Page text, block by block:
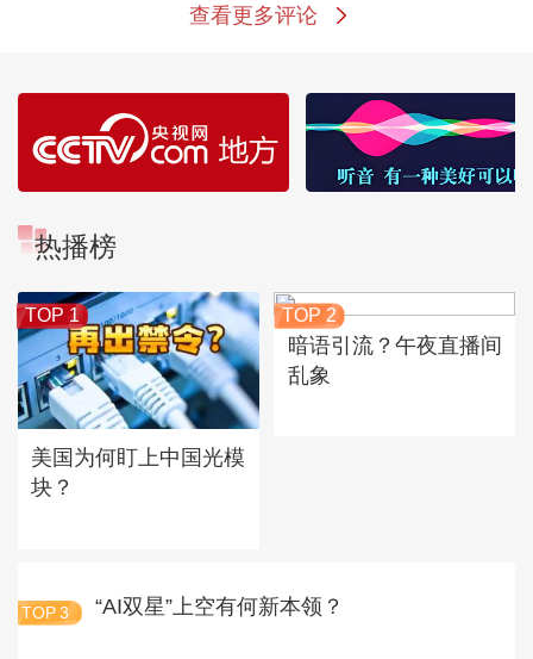
查看更多评论
热播榜
TOP 1
美国为何盯上中国光模
块？
TOP 2
暗语引流？午夜直播间
乱象
TOP 3 “AI双星”上空有何新本领？